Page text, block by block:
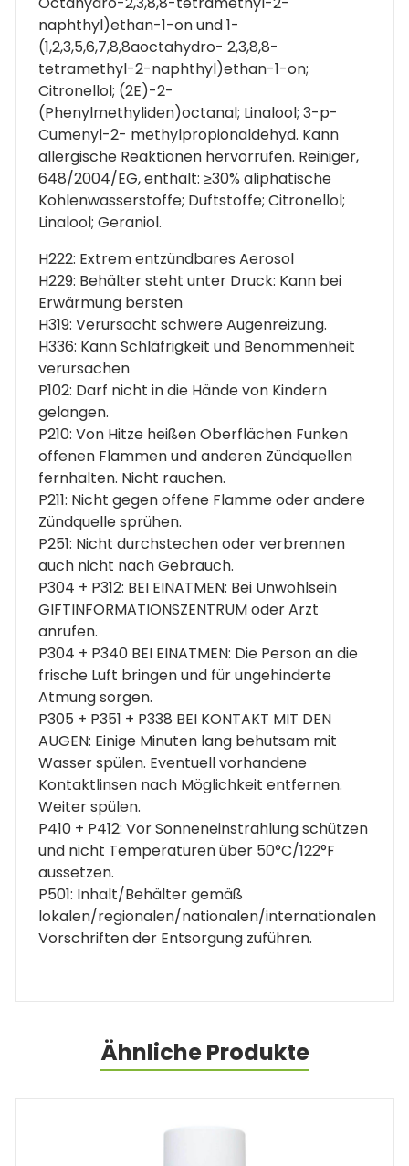
naphthyl)ethan-1-on und 1-
(1,2,3,5,6,7,8,8aoctahydro- 2,3,8,8-
tetramethyl-2-naphthyl)ethan-1-on;
Citronellol; (2E)-2-
(Phenylmethyliden)octanal; Linalool; 3-p-
Cumenyl-2- methylpropionaldehyd. Kann
allergische Reaktionen hervorrufen. Reiniger,
648/2004/EG, enthält: ≥30% aliphatische
Kohlenwasserstoffe; Duftstoffe; Citronellol;
Linalool; Geraniol.
H222: Extrem entzündbares Aerosol
H229: Behälter steht unter Druck: Kann bei
Erwärmung bersten
H319: Verursacht schwere Augenreizung.
H336: Kann Schläfrigkeit und Benommenheit
verursachen
P102: Darf nicht in die Hände von Kindern
gelangen.
P210: Von Hitze heißen Oberflächen Funken
offenen Flammen und anderen Zündquellen
fernhalten. Nicht rauchen.
P211: Nicht gegen offene Flamme oder andere
Zündquelle sprühen.
P251: Nicht durchstechen oder verbrennen
auch nicht nach Gebrauch.
P304 + P312: BEI EINATMEN: Bei Unwohlsein
GIFTINFORMATIONSZENTRUM oder Arzt
anrufen.
P304 + P340 BEI EINATMEN: Die Person an die
frische Luft bringen und für ungehinderte
Atmung sorgen.
P305 + P351 + P338 BEI KONTAKT MIT DEN
AUGEN: Einige Minuten lang behutsam mit
Wasser spülen. Eventuell vorhandene
Kontaktlinsen nach Möglichkeit entfernen.
Weiter spülen.
P410 + P412: Vor Sonneneinstrahlung schützen
und nicht Temperaturen über 50°C/122°F
aussetzen.
P501: Inhalt/Behälter gemäß
lokalen/regionalen/nationalen/internationalen
Vorschriften der Entsorgung zuführen.
Ähnliche Produkte